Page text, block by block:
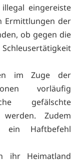
eingereiste
Ermittlungen der
ob gegen die
im Zuge der
vorläufig
gefälschte
werden. Zudem
Haftbefehl
ihr Heimatland